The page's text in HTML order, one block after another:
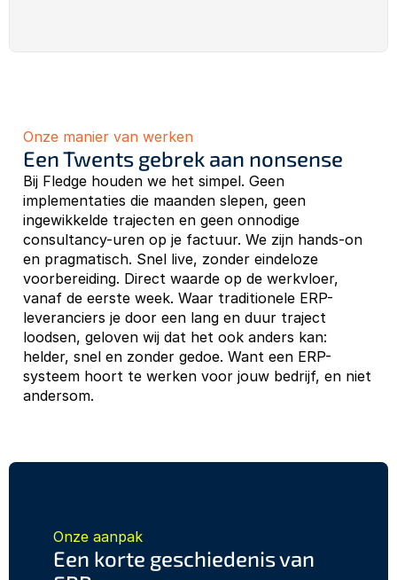
Onze manier van werken
Een Twents gebrek aan nonsense
Bij Fledge houden we het simpel. Geen
implementaties die maanden slepen, geen
ingewikkelde trajecten en geen onnodige
consultancy-uren op je factuur. We zijn hands-on
en pragmatisch. Snel live, zonder eindeloze
voorbereiding. Direct waarde op de werkvloer,
vanaf de eerste week. Waar traditionele ERP-
leveranciers je door een lang en duur traject
loodsen, geloven wij dat het ook anders kan:
helder, snel en zonder gedoe. Want een ERP-
systeem hoort te werken voor jouw bedrijf, en niet
andersom.
Onze aanpak
Een korte geschiedenis van